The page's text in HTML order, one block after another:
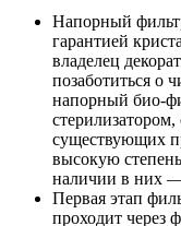
Напорный
гарантией
владелец
позаботиться о
напорный био-
существующих
высокую
наличии в них
Первая этап
проходит через